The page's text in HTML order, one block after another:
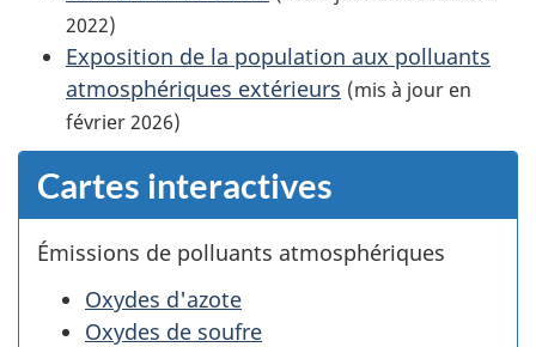
2022)
Exposition de la population aux polluants
atmosphériques extérieurs (mis à jour en
février 2026)
Cartes interactives
Émissions de polluants atmosphériques
Oxydes d'azote
Oxydes de soufre